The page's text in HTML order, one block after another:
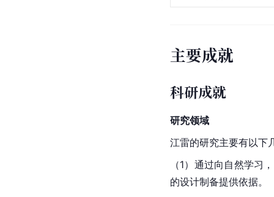
主要成就
科研成就
研究领域
江雷的研究主要有以下
（1）通过向自然学习
的设计制备提供依据。